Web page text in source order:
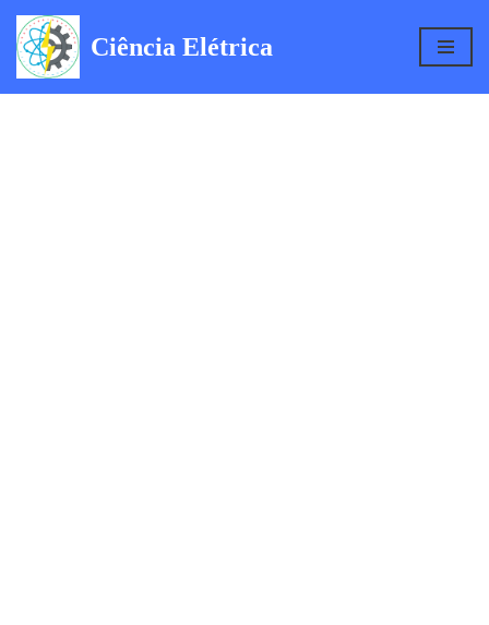
Pular
Ciência Elétrica